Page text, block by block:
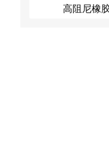
高阻尼橡